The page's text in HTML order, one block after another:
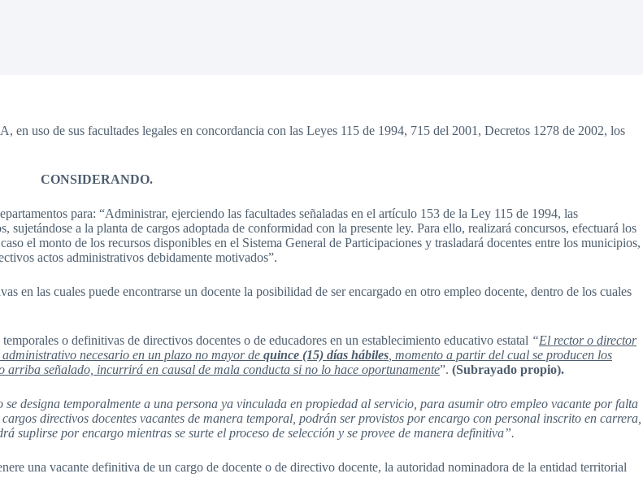
de sus facultades legales en concordancia con las Leyes 115 de 1994, 715 del 2001, Decretos 1278 de 2002, los
CONSIDERANDO.
para: “Administrar, ejerciendo las facultades señaladas en el artículo 153 de la Ley 115 de 1994, las
a la planta de cargos adoptada de conformidad con la presente ley. Para ello, realizará concursos, efectuará los
el monto de los recursos disponibles en el Sistema General de Participaciones y trasladará docentes entre los municipios,
actos administrativos debidamente motivados”.
en las cuales puede encontrarse un docente la posibilidad de ser encargado en otro empleo docente, dentro de los cuales
temporales o definitivas de directivos docentes o de educadores en un establecimiento educativo estatal “El rector o director
necesario en un plazo no mayor de quince (15) días hábiles , momento a partir del cual se producen los
señalado, incurrirá en causal de mala conducta si no lo hace oportunamente”. (Subrayado propio).
se designa temporalmente a una persona ya vinculada en propiedad al servicio, para asumir otro empleo vacante por falta
directivos docentes vacantes de manera temporal, podrán ser provistos por encargo con personal inscrito en carrera,
por encargo mientras se surte el proceso de selección y se provee de manera definitiva”.
una vacante definitiva de un cargo de docente o de directivo docente, la autoridad nominadora de la entidad territorial